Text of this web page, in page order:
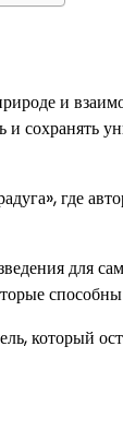
и
и
где
для
способны
который